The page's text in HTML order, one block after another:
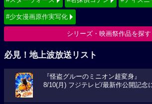
#少女漫画原作実写化
シリーズ・映画祭作品を探す
必見！地上波放送リスト
『怪盗グルーのミニオン超変身』
8/10(月) フジテレビ/最新作公開記念